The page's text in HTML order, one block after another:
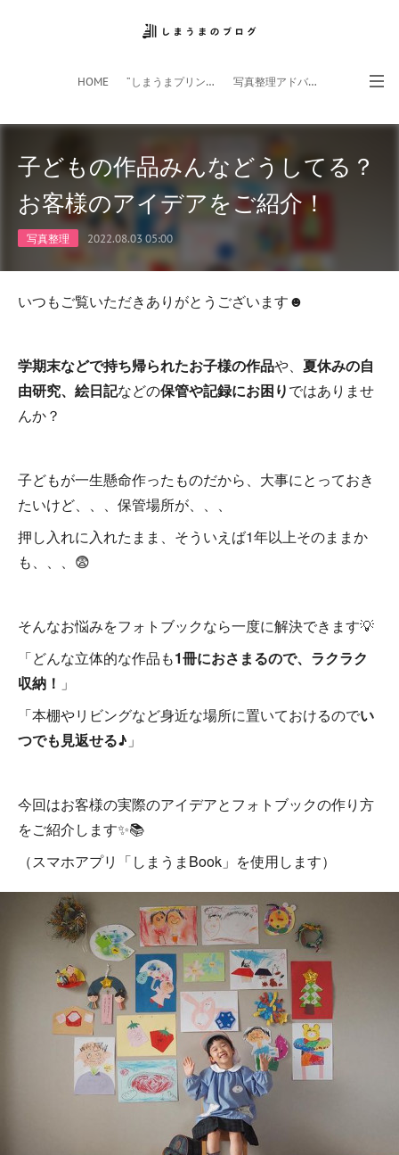
HOME ”しまうまプリント”サイト 写真整理アドバイザー
フォトライフ応援団 スマホアプリ
子どもの作品みんなどうしてる？
お客様のアイデアをご紹介！
写真整理 2022.08.03 05:00
いつもご覧いただきありがとうございます☻
学期末などで持ち帰られたお子様の作品や、 夏休みの自
由研究、絵日記などの保管や記録にお困りではありませ
んか？
子どもが一生懸命作ったものだから、大事にとっておき
たいけど、、、保管場所が、、、
押し入れに入れたまま、そういえば1年以上そのままか
も、、、😨
そんなお悩みをフォトブックなら一度に解決できます💡
「どんな立体的な作品も1冊におさまるので、ラクラク
収納！ 」
「本棚やリビングなど身近な場所に置いておけるのでい
つでも見返せる♪ 」
今回はお客様の実際のアイデアとフォトブックの作り方
をご紹介します✨📚
（スマホアプリ「しまうまBook」を使用します）